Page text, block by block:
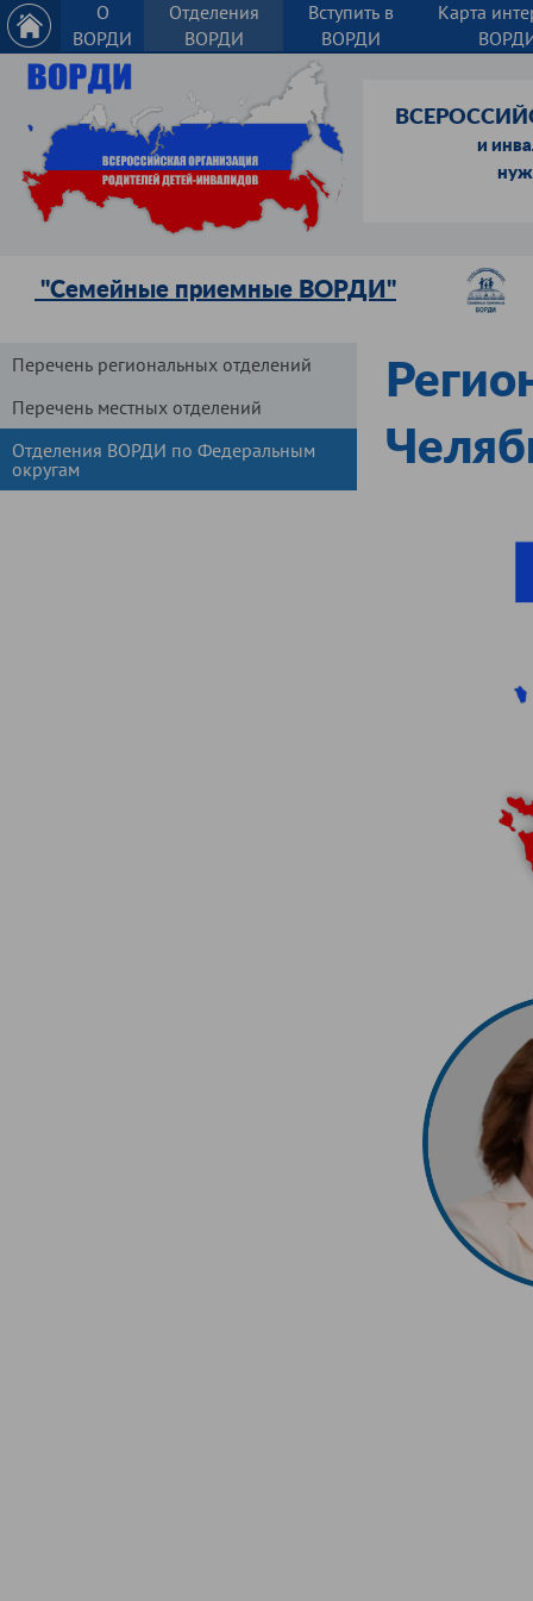
О
ВОРДИ
Отделения
ВОРДИ
Вступить в
ВОРДИ
Карта
и
"Семейные приемные ВОРДИ"
Перечень региональных отделений
Перечень местных отделений
Отделения ВОРДИ по Федеральным
округам